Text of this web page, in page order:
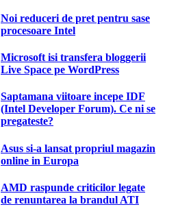
Noi reduceri de pret pentru sase
procesoare Intel
Microsoft isi transfera bloggerii
Live Space pe WordPress
Saptamana viitoare incepe IDF
(Intel Developer Forum). Ce ni se
pregateste?
Asus si-a lansat propriul magazin
online in Europa
AMD raspunde criticilor legate
de renuntarea la brandul ATI